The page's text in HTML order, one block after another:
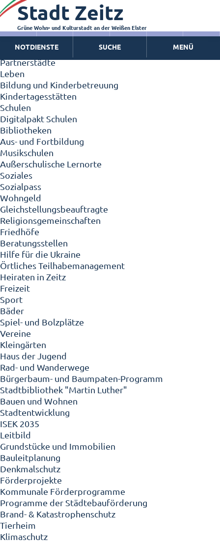
Zeitz - Die Kleinstadt
Willkommen in Zeitz!
Interview mit Oberbürgermeister Christian Thieme
Zeitz - Stadt der Zukunft
Ortschaften
Partnerstädte
Leben
Bildung und Kinderbetreuung
Kindertagesstätten
Schulen
Digitalpakt Schulen
Bibliotheken
Aus- und Fortbildung
Musikschulen
Außerschulische Lernorte
Soziales
Sozialpass
Wohngeld
Gleichstellungsbeauftragte
Religionsgemeinschaften
Friedhöfe
Beratungsstellen
Hilfe für die Ukraine
Örtliches Teilhabemanagement
Heiraten in Zeitz
Freizeit
Sport
Bäder
Spiel- und Bolzplätze
Vereine
Kleingärten
Haus der Jugend
Rad- und Wanderwege
Bürgerbaum- und Baumpaten-Programm
Stadtbibliothek "Martin Luther"
Bauen und Wohnen
Stadtentwicklung
ISEK 2035
Leitbild
Grundstücke und Immobilien
Bauleitplanung
Denkmalschutz
Förderprojekte
Kommunale Förderprogramme
Programme der Städtebauförderung
Brand- & Katastrophenschutz
Tierheim
Klimaschutz
Stadt Zeitz
Grüne Wohn- und Kulturstadt an der Weißen Elster
NOTDIENSTE SUCHE MENÜ